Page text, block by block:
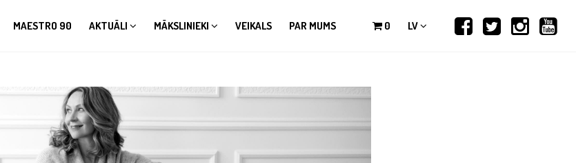
MAESTRO 90 AKTUĀLI MĀKSLINIEKI VEIKALS PAR MUMS 0 LV